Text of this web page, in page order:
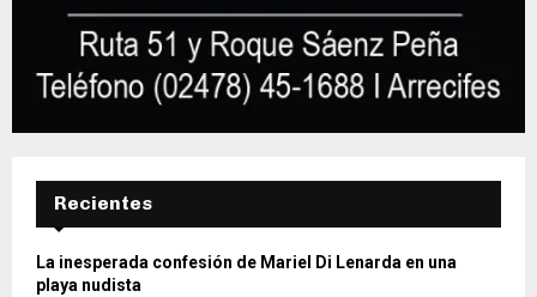
Recientes
La inesperada confesión de Mariel Di Lenarda en una
playa nudista